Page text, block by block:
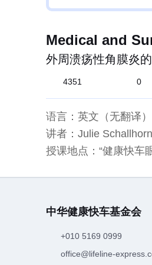
Medical and
外周溃疡性角膜炎
4351 0
语言：英文（无翻译）
讲者：Julie
授课地点：“健康快车
中华健康快车基金会
+010 5169 0999
office@lifeline-